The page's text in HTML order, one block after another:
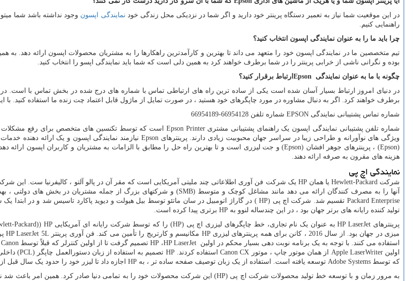
در این موقعیت شما نیاز به تعمیر دستگاه پرینتر خود دارید و اگر شما در نزدیکی محل زندگی خود نمایندگی اپسون وجود نداشته باشد شما
راهنمایی کنیم.
چرا باید ما را به عنوان نمایندگی اپسون انتخاب کنید؟
تیم متخصصین ما در نمایندگی اپسون خود را متعهد می داند تا بهترین و کارآمدترین راهکارها را به مشتریان محصولات اپسون ارائه دهد. به
بوده و نگرانی ناشی از خرابی پرینتر را در شما برطرف خواهند کرد به همین دلی است که شما باید نمایندگی اپسو را انتخاب کنید.
چگونه با ما به عنوان نمایندگی Epson ارتباط برقرار کنید؟
در دنیای امروز ارتباط بسیار آسان شده است یکی از ساده ترین راه های ارتباطی تماس با شماره های درج شده در بخش تماس با است.
برطرف خواهند کرد. اگر به دنبال مشاوره در مورد چاپگرهای خود هستید ، در صورت تمایل از ماژول قابل اعتماد چت زنده ما استفاده
شماره تماس پشتیبانی نمایندگی EPSON شماره تلفن 66954128-66954189
شماره تلفن پشتیبانی نمایندگی اپسون یک راهنمای پشتیبانی مشتریEpson Printer است که توسط تکنسین های متخصص برای رفع
ویژگی های نوآورانه و طراحی زیبا در سراسر جهان محبوبیت زیادی دارند. پرینترهایEpson نیازمند نمایندگی اپسون و یک ارائه دهنده
(
Epson) ، پرینترهای جوهر افشان (Epson) و جت لیزری است و تا بهترین راه حل را مطابق با الزامات به مشتریان و کاربران اپسون ارائه
هزینه های مقرون به صرفه ارائه دهند.
نمایندگی اچ پی
شرکتHewlett-Packard یا همانHP یک شرکت فن آوری اطلاعاتی چند ملیتی آمریکایی است که مقر آن در پالو آلتو ، کالیفرنیا ست.
آنها را به مصرف کنندگان ارائه می دهد مانند مشاغل کوچک و متوسط (SMB) و شرکتهای بزرگ از جمله مشتریان در بخش های دولتی ، بهداشت و .... در سال 2015 ،
Packard Enterprise تقسیم شد. شرکت اچ پی (HP) در گاراژ اتومبیل در سان ماتئو توسط بیل هیولت و دیوید پاکارد تاسیس شد و در ابتدا
تولید کننده رایانه های برتر جهان بود ، در این چندساله لنوو به HP برتری پیدا کرده است.
پرینترهای HP LaserJetبه عنوان یک نام تجاری، خط چاپگرهای لیزری اچ پی HP)) را که توسط شرکت رایانه ای آمریکاییPackard)) HP
میزی در جهان بود. از سال 2016 ، کانن برای همه پرینترهای لیزری
HP مکانیسم و کارتریج را تأمین می کند. فن آوری پرینتر HP LaserJet 5L
استفاده می کنند. با توجه به یک برنامه نوبت دهی بسیار محکم در اولین HP LaserJet، HP تصمیم گرفت تا از اولین کنترلر که قبلاً توسط Canon
اولینApple LaserWriter از همان موتور چاپ ، موتور Canon CXاستفاده کردند.HP تصمیم به استفاده از زبان دستورالعمل چاپگر (PCL
)
که توسط Adobe Systems توسعه یافته است. استفاده از یک زبان توصیف صفحه ساده تر ، به HP اجازه داد تا لیزر خود را حدود یک سال قبل
به مرور زمان و با توسعه خط تولید محصولات شرکت اچ پی (HP) این شرکت محصولات خود را به تمامی دنیا صادر کرد. همین امر باعث شد